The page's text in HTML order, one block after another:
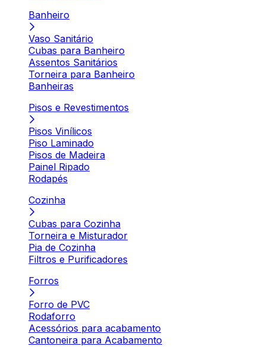
Banheiro
Vaso Sanitário
Cubas para Banheiro
Assentos Sanitários
Torneira para Banheiro
Banheiras
Pisos e Revestimentos
Pisos Vinílicos
Piso Laminado
Pisos de Madeira
Painel Ripado
Rodapés
Cozinha
Cubas para Cozinha
Torneira e Misturador
Pia de Cozinha
Filtros e Purificadores
Forros
Forro de PVC
Rodaforro
Acessórios para acabamento
Cantoneira para Acabamento